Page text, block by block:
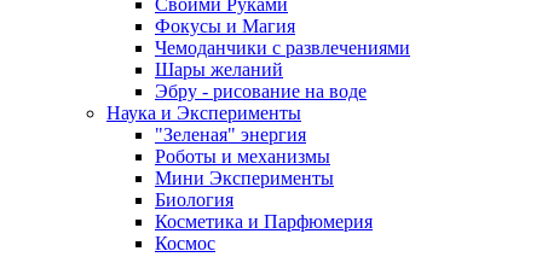
Своими Руками
Фокусы и Магия
Чемоданчики с развлечениями
Шары желаний
Эбру - рисование на воде
Наука и Эксперименты
"Зеленая" энергия
Роботы и механизмы
Мини Эксперименты
Биология
Косметика и Парфюмерия
Космос